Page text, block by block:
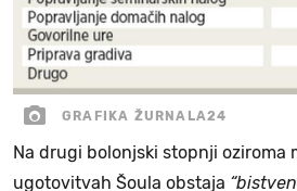
GRAFIKA ŽURNALA24
Na drugi bolonjski stopnji oziroma
ugotovitvah Šoula obstaja